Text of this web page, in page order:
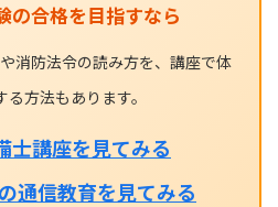
の合格を目指すなら
消防法令の読み方を、講座で体
方法もあります。
士講座を見てみる
通信教育を見てみる